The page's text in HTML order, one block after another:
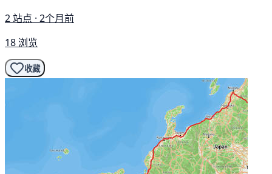
2 站点 · 2个月前
18 浏览
收藏